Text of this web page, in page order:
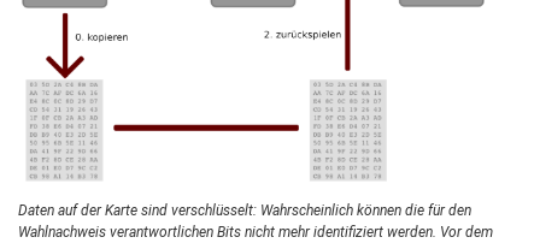
Daten auf der Karte sind verschlüsselt: Wahrscheinlich können die für den
Wahlnachweis verantwortlichen Bits nicht mehr identifiziert werden. Vor dem